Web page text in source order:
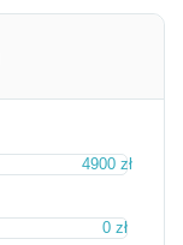
4900 zł
0 zł